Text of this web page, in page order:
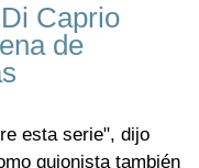
Caprio
de
esta serie", dijo
guionista también